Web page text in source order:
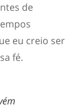
de
eu creio ser
fé.